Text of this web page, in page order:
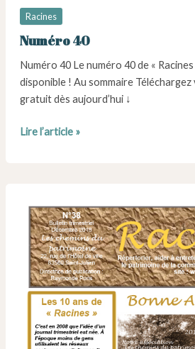
Racines
Numéro 40
Numéro 40 Le numéro 40 de «
disponible ! Au sommaire
gratuit dès aujourd’hui ↓
Numéro
Lire l’article »